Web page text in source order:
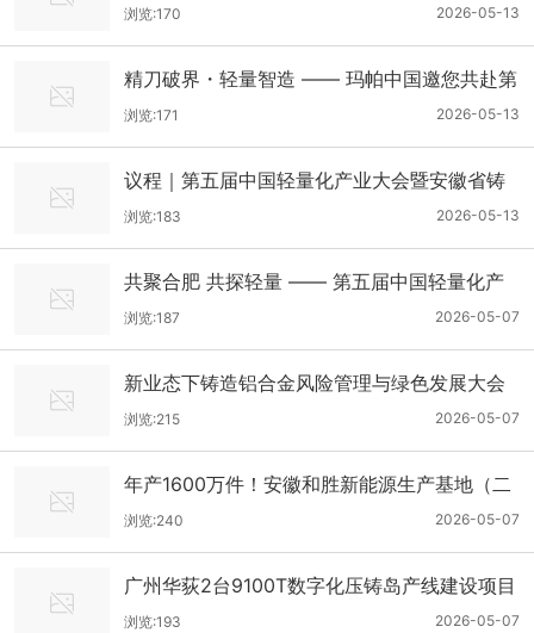
赴第五届中国轻量化产业大会
2026-05-13
浏览:170
精刀破界・轻量智造 —— 玛帕中国邀您共赴第
五届中国轻量化产业大会
2026-05-13
浏览:171
议程｜第五届中国轻量化产业大会暨安徽省铸
造协会压铸分会第一届代表大会
2026-05-13
浏览:183
共聚合肥 共探轻量 —— 第五届中国轻量化产
业大会邀您同行
2026-05-07
浏览:187
新业态下铸造铝合金风险管理与绿色发展大会
2026-05-07
浏览:215
年产1600万件！安徽和胜新能源生产基地（二
期）开工奠基
2026-05-07
浏览:240
广州华荻2台9100T数字化压铸岛产线建设项目
招标
2026-05-07
浏览:193